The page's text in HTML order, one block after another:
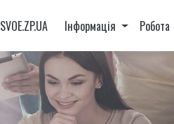
SVOE.ZP.UA Інформація Робота